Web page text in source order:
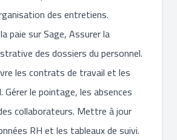
des entretiens.
paie sur Sage, Assurer la
des dossiers du personnel.
les contrats de travail et les
le pointage, les absences
collaborateurs. Mettre à jour
RH et les tableaux de suivi.